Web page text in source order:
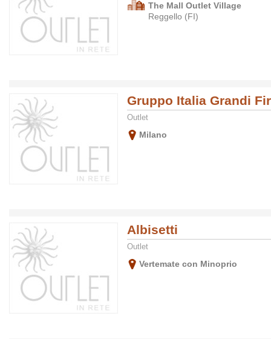
The Mall Outlet Village
Reggello (FI)
Gruppo Italia Grandi
Outlet
Milano
Albisetti
Outlet
Vertemate con Minoprio